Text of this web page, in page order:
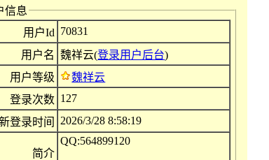
信息
用户Id 70831
用户名
魏祥云(登录用户后台)
用户等级
魏祥云
登录次数 127
登录时间
2026/3/28 8:58:19
简介
QQ:564899120